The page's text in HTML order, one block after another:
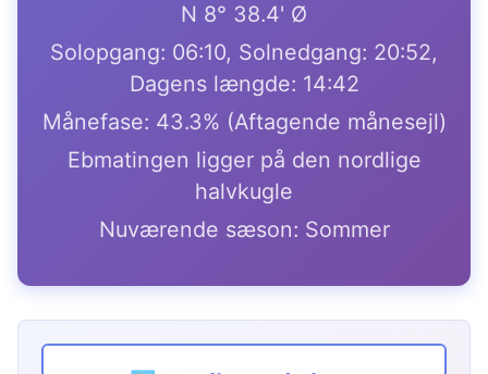
N 8° 38.4' Ø
Solopgang: 06:10, Solnedgang: 20:52,
Dagens længde: 14:42
Månefase: 43.3% (Aftagende månesejl)
Ebmatingen ligger på den nordlige
halvkugle
Nuværende sæson: Sommer